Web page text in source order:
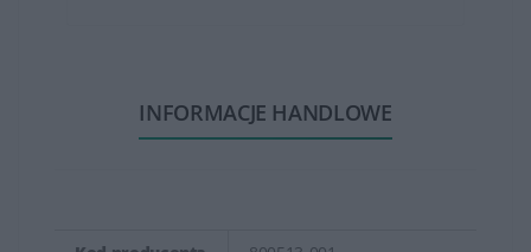
INFORMACJE HANDLOWE